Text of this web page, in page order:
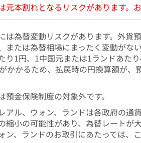
元本割れとなるリスクがあります。
は為替変動リスクがあります。外
または為替相場にまったく変動がな
り1円、1中国元または1ランドあた
かかるため、払戻時の円換算額が
預金保険制度の対象外です。
アル、ウォン、ランドは各政府の通
縮小の可能性があり、為替レートが
ン、ランドのお取引にあたっては、